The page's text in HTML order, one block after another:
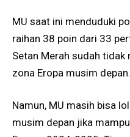
MU saat ini menduduki
raihan 38 poin dari 33
Setan Merah sudah
zona Eropa musim depan.
Namun, MU masih bisa
musim depan jika